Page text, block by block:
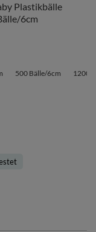
Plastikbälle
6cm
500 Bälle/6cm 1200